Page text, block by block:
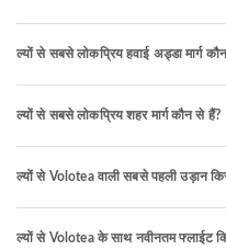
ल्यों से सबसे लोकप्रिय हवाई अड्डा मार्ग
ल्यों से सबसे लोकप्रिय शहर मार्ग कौन से हैं?
ल्यों से Volotea वाली सबसे पहली उड़ान
ल्यों से Volotea के साथ नवीनतम फ्लाईट